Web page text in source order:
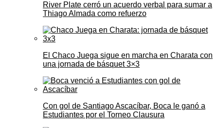
River Plate cerró un acuerdo verbal para sumar a
Thiago Almada como refuerzo
El Chaco Juega sigue en marcha en Charata con
una jornada de básquet 3×3
Con gol de Santiago Ascacíbar, Boca le ganó a
Estudiantes por el Torneo Clausura